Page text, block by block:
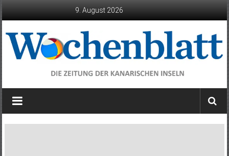
9. August 2026
Wochenblatt
die